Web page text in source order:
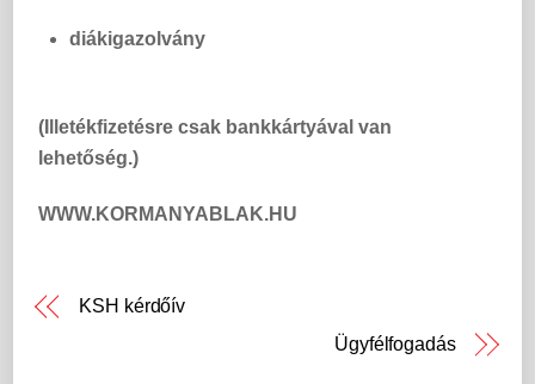
diákigazolvány
(Illetékfizetésre csak bankkártyával van
lehetőség.)
WWW.KORMANYABLAK.HU
KSH kérdőív
Ügyfélfogadás